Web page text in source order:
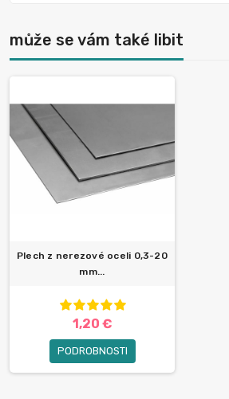
může se vám také libit
Plech z nerezové oceli 0,3-20
mm...
1,20 €
PODROBNOSTI